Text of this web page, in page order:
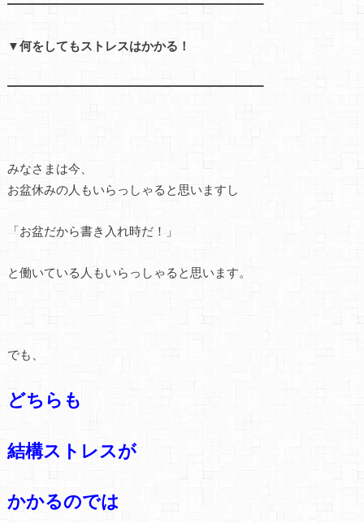
━━━━━━━━━━━━━━━━━━━━━
▼何をしてもストレスはかかる！
━━━━━━━━━━━━━━━━━━━━━
みなさまは今、
お盆休みの人もいらっしゃると思いますし
「お盆だから書き入れ時だ！」
と働いている人もいらっしゃると思います。
でも、
どちらも
結構ストレスが
かかるのでは